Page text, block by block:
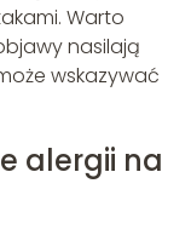
Warto
nasilają
wskazywać
alergii na